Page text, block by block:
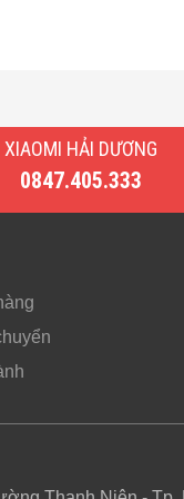
XIAOMI HẢI DƯƠNG
0847.405.333